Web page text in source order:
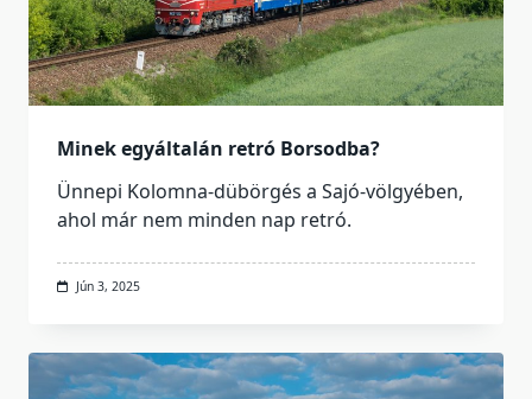
Minek egyáltalán retró Borsodba?
Ünnepi Kolomna-dübörgés a Sajó-völgyében,
ahol már nem minden nap retró.
Jún 3, 2025